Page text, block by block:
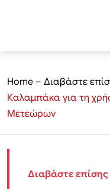
Home – Διαβάστε
Καλαμπάκα για τη
Μετεώρων
Διαβάστε επίσης